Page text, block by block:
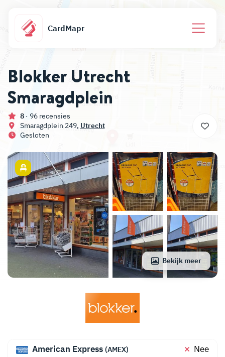
CardMapr
Blokker Utrecht
Smaragdplein
8 · 96 recensies
Smaragdplein 249, Utrecht
Gesloten
Bekijk meer
American Express (AMEX)
Nee